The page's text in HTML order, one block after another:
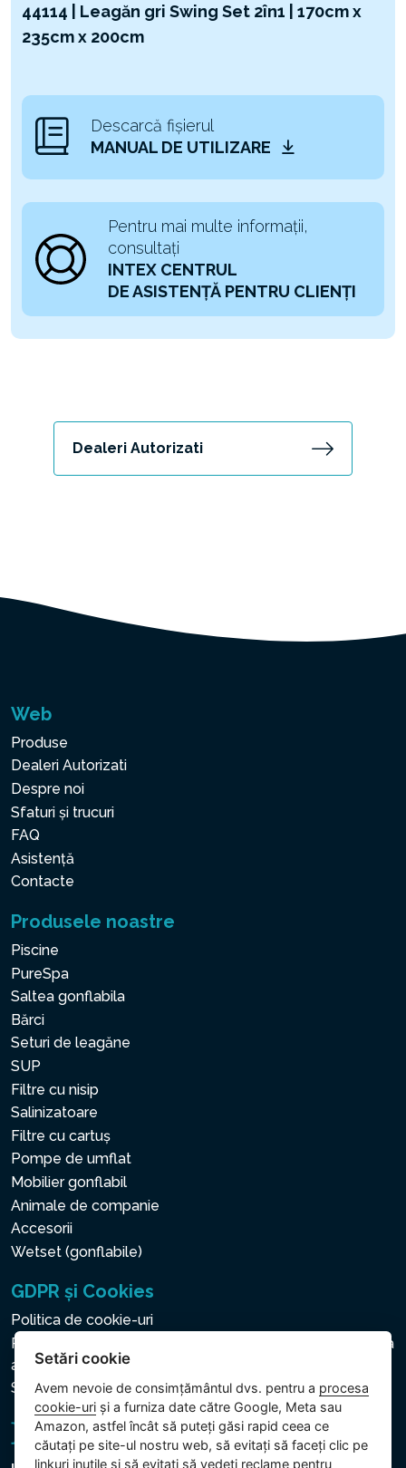
44114 | Leagăn gri Swing Set 2în1 | 170cm x
235cm x 200cm
Descarcă fișierul
MANUAL DE UTILIZARE
Pentru mai multe informații,
consultați
INTEX CENTRUL
DE ASISTENȚĂ PENTRU CLIENȚI
Dealeri Autorizati
Web
Produse
Dealeri Autorizati
Despre noi
Sfaturi și trucuri
FAQ
Asistență
Contacte
Produsele noastre
Piscine
PureSpa
Saltea gonflabila
Bărci
Seturi de leagăne
SUP
Filtre cu nisip
Salinizatoare
Filtre cu cartuș
Pompe de umflat
Mobilier gonflabil
Animale de companie
Accesorii
Wetset (gonflabile)
GDPR și Cookies
Politica de cookie-uri
Politica privind protecția datelor cu caracter personal și a
altor date prelucrate
Setări cookie
Setări cookie
Avem nevoie de consimțământul dvs. pentru a procesa
cookie-uri și a furniza date către Google, Meta sau
Amazon, astfel încât să puteți găsi rapid ceea ce
căutați pe site-ul nostru web, să evitați să faceți clic pe
linkuri inutile și să evitați să vedeți reclame pentru